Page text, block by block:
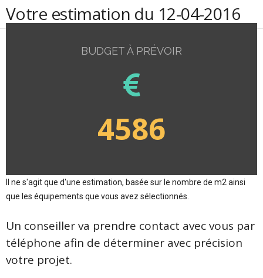
Votre estimation du 12-04-2016
BUDGET À PRÉVOIR
4586
Il ne s'agit que d'une estimation, basée sur le nombre de m2 ainsi
que les équipements que vous avez sélectionnés.
Un conseiller va prendre contact avec vous par
téléphone afin de déterminer avec précision
votre projet.